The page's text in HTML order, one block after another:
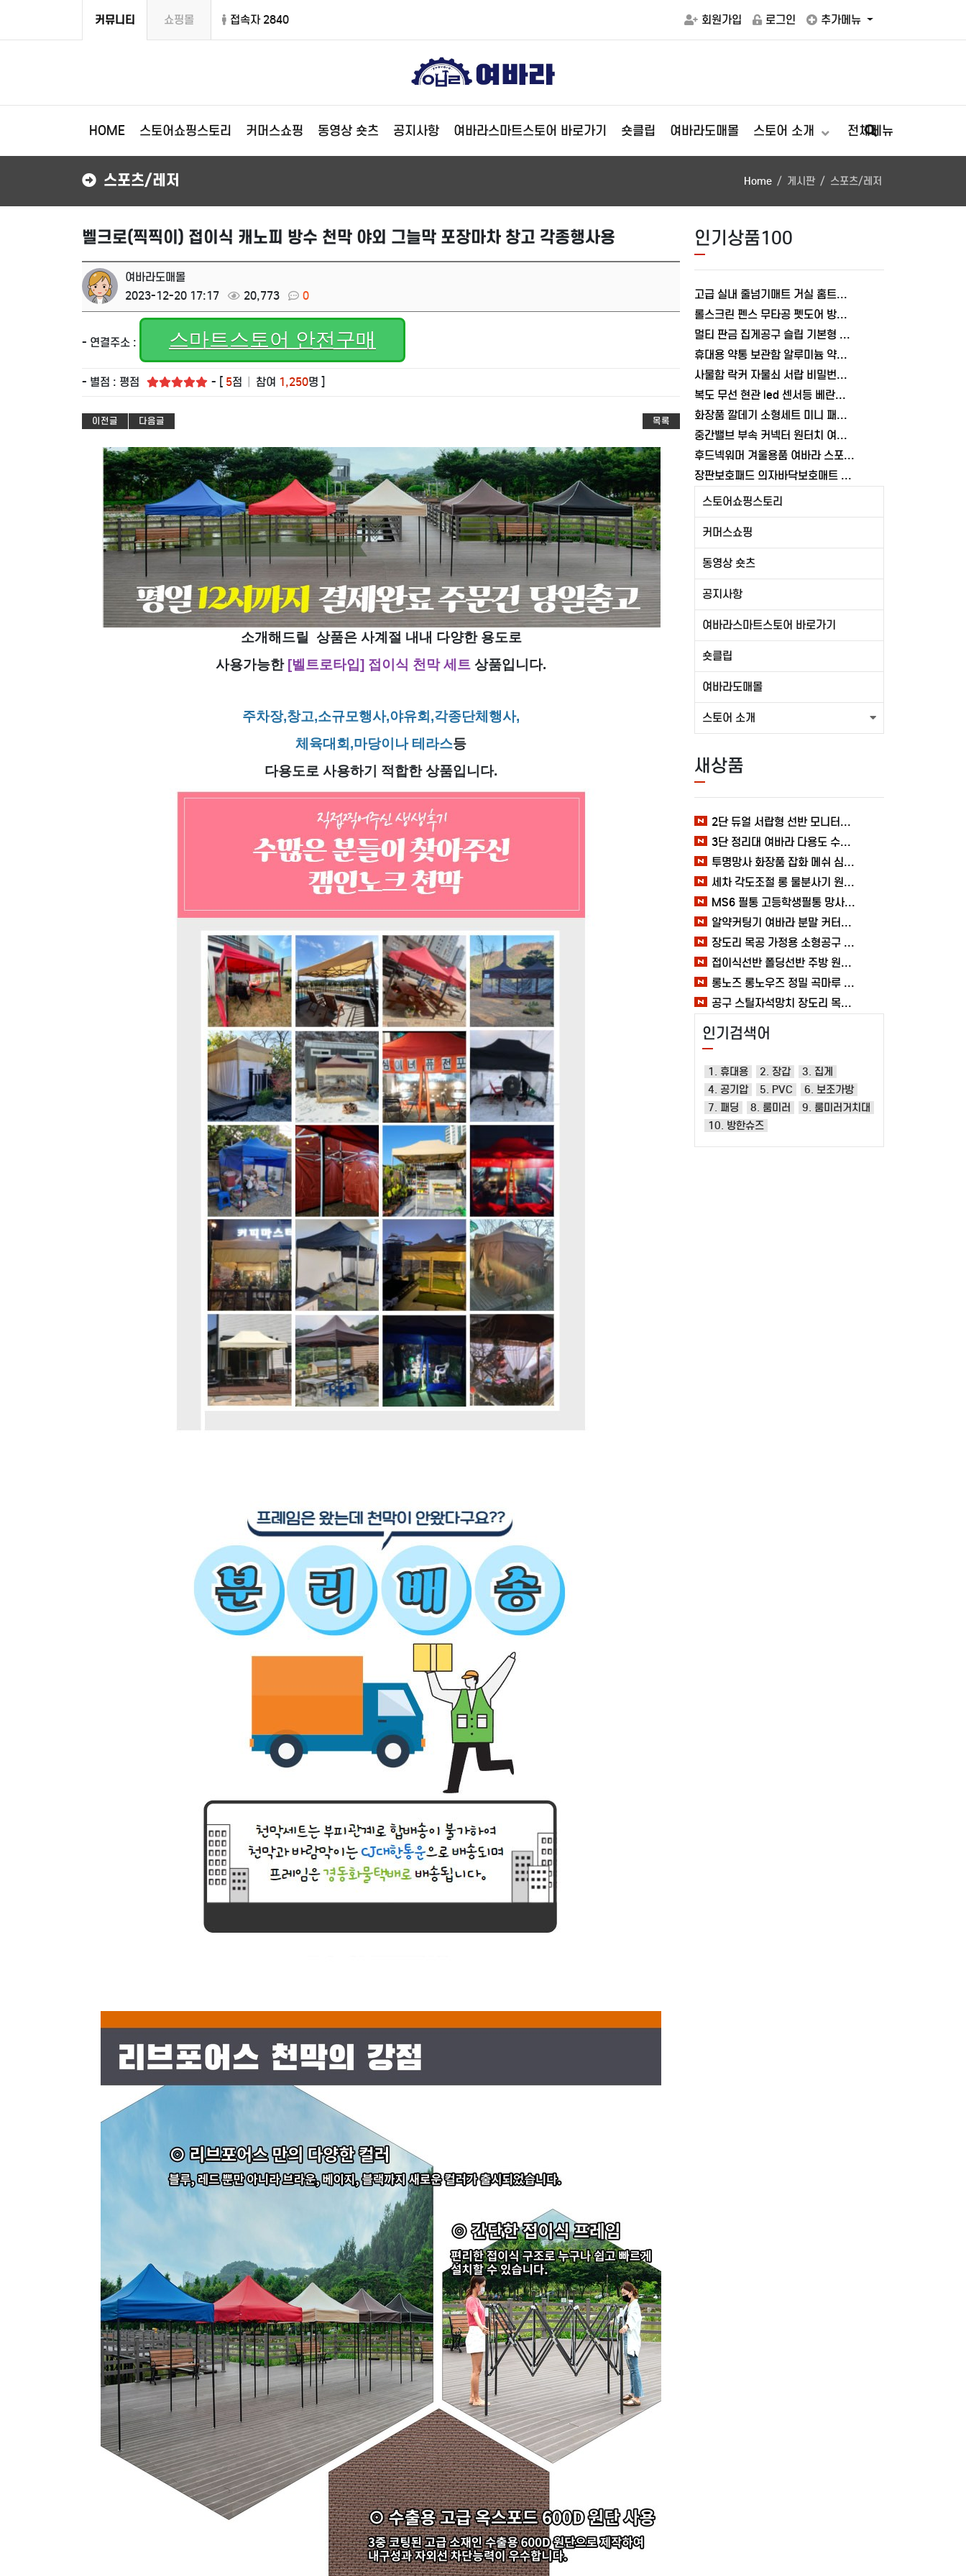
커뮤니티 쇼핑몰 접속자 2840 회원가입 로그인 추가메뉴
HOME 스토어쇼핑스토리 커머스쇼핑 동영상 숏츠 공지사항 여바라스마트스토어 바로가기 숏클립 여바라도매몰 스토어 소개 전체메뉴
스포츠/레저 Home 게시판 스포츠/레저
벨크로(찍찍이) 접이식 캐노피 방수 천막 야외 그늘막 포장마차 창고 각종행사용
여바라도매몰
2023-12-20 17:17
20,773 0
- 연결주소 : 스마트스토어 안전구매
- 별점 : 평점 - [ 5점 참여 1,250명 ]
이전글 다음글 목록
소개해드릴 상품은 사계절 내내 다양한 용도로
사용가능한 [벨트로타입] 접이식 천막 세트 상품입니다.
주차장,창고,소규모행사,야유회,각종단체행사,
체육대회,마당이나 테라스등
다용도로 사용하기 적합한 상품입니다.
인기상품100
고급 실내 줄넘기매트 거실 홈트레이닝 스트레칭 패드 매트8mm 쿠션
롤스크린 펜스 무타공 펫도어 방문 출입문 안전문 강아지 고양이 울타리
멀티 판금 집게공구 슬립 기본형 너트 고정 조인트플라이어 기본형 볼트 여바라
휴대용 약통 보관함 알루미늄 약상자 구급함 가정용 상비약 응급키트 여바라
사물함 락커 자물쇠 서랍 비밀번호 여닫이 시건장금장치 창고 잠금장치 여바라
복도 무선 현관 led 센서등 베란다 계단 부착식 무드등 마그네틱 각도조절
화장품 깔데기 소형세트 미니 패트병 작은입구 깔대기 공병 스텐 소분용 여바라
중간밸브 부속 커넥터 원터치 여바라 어댑터 물호스 연결 호스 배관 잠금
후드넥워머 겨울용품 여바라 스포츠 넥워머 방한 캠핑 남자 바라클라바
장판보호패드 의자바닥보호매트 컴퓨터 반투명 90X140cm 여바라
스토어쇼핑스토리
커머스쇼핑
동영상 숏츠
공지사항
여바라스마트스토어 바로가기
숏클립
여바라도매몰
스토어 소개
새상품
2단 듀얼 서랍형 선반 모니터받침대 여바라 1000mm
3단 정리대 여바라 다용도 수납 C형 화장품정리함 욕실
투명망사 화장품 잡화 메쉬 심플 여바라 필통파우치
세차 각도조절 롱 물분사기 원예 여바라 스프레이건 분사기
MS6 필통 고등학생필통 망사 여바라 투명 다용도 메쉬 파우치
알약커팅기 여바라 분말 커터기 절단기 분쇄기 보관함 알약가위
장도리 목공 가정용 소형공구 캠핑 손망치 휴대용 미니망치 여바라
접이식선반 폴딩선반 주방 원터치 여바라 4단, 이동식 베란다 팬트리 72x34x126.5cm, 수납 블랙
롱노즈 롱노우즈 정밀 곡마루 공구용품 작업 케이블 조립 여바라 공예 전선
공구 스틸자석망치 장도리 목공 쇠망치 캠핑 목수 가정용 빠루 여바라
인기검색어
1. 휴대용 2. 장갑
3. 집게
4. 공기압
5. PVC
6. 보조가방
7. 패딩
8. 룸미러
9. 룸미러거치대
10. 방한슈즈